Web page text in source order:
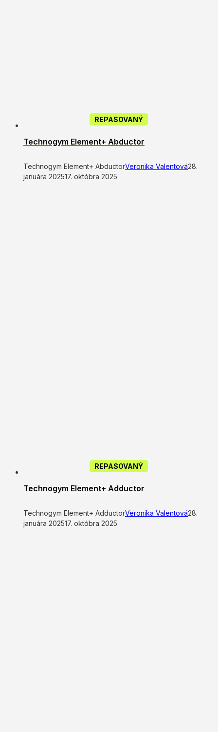
REPASOVANÝ
Technogym Element+ Abductor
Technogym Element+ AbductorVeronika Valentová28.
januára 202517. októbra 2025
REPASOVANÝ
Technogym Element+ Adductor
Technogym Element+ AdductorVeronika Valentová28.
januára 202517. októbra 2025